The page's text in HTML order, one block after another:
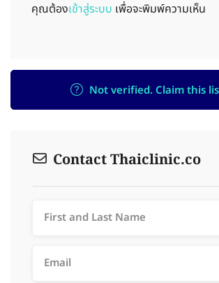
คุณต้องเข้าสู่ระบบ เพื่อจะพิมพ์ความเห็น
Not verified. Claim this
Contact Thaiclinic.co